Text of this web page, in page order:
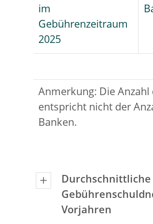
im
Gebührenzeitraum
2025
Anmerkung: Die
entspricht nicht der
Banken.
Durchschnittliche
Vorjahren